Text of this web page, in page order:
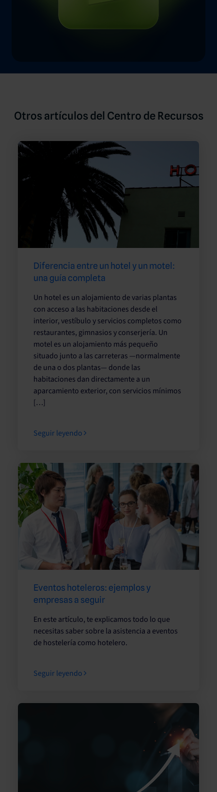
Otros artículos del Centro de Recursos
Diferencia entre un hotel y un motel:
una guía completa
Un hotel es un alojamiento de varias plantas
con acceso a las habitaciones desde el
interior, vestíbulo y servicios completos como
restaurantes, gimnasios y conserjería. Un
motel es un alojamiento más pequeño
situado junto a las carreteras —normalmente
de una o dos plantas— donde las
habitaciones dan directamente a un
aparcamiento exterior, con servicios mínimos
[…]
Seguir leyendo
Eventos hoteleros: ejemplos y
empresas a seguir
En este artículo, te explicamos todo lo que
necesitas saber sobre la asistencia a eventos
de hostelería como hotelero.
Seguir leyendo